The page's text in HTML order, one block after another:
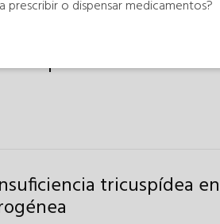
a la pérdida del
tricuspídea
prescribir o dispensar medicamentos?